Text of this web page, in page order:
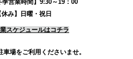
季営業時間】9:30～19：00
休み】日曜・祝日
スケジュールはコチラ
車場をご利用くださいませ。